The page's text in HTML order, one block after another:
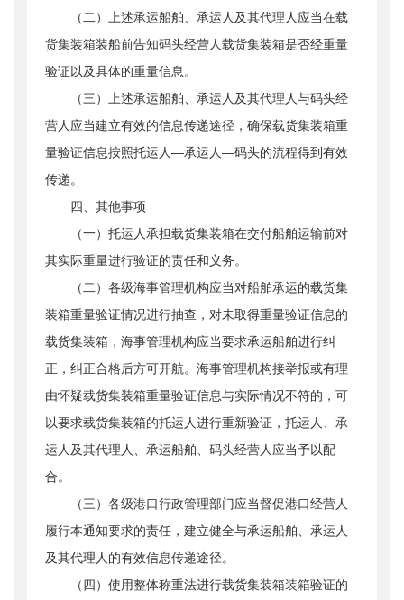
（二）上述承运船舶、承运人及其代理人应当在载
货集装箱装船前告知码头经营人载货集装箱是否经重量
验证以及具体的重量信息。
（三）上述承运船舶、承运人及其代理人与码头经
营人应当建立有效的信息传递途径，确保载货集装箱重
量验证信息按照托运人—承运人—码头的流程得到有效
传递。
四、其他事项
（一）托运人承担载货集装箱在交付船舶运输前对
其实际重量进行验证的责任和义务。
（二）各级海事管理机构应当对船舶承运的载货集
装箱重量验证情况进行抽查，对未取得重量验证信息的
载货集装箱，海事管理机构应当要求承运船舶进行纠
正，纠正合格后方可开航。海事管理机构接举报或有理
由怀疑载货集装箱重量验证信息与实际情况不符的，可
以要求载货集装箱的托运人进行重新验证，托运人、承
运人及其代理人、承运船舶、码头经营人应当予以配
合。
（三）各级港口行政管理部门应当督促港口经营人
履行本通知要求的责任，建立健全与承运船舶、承运人
及其代理人的有效信息传递途径。
（四）使用整体称重法进行载货集装箱装箱验证的